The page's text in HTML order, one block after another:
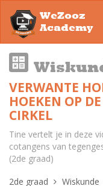
WeZooz
Academy
VERWANTE
HOEKEN OP
CIRKEL
Tine vertelt je in deze
cotangens van
(2de graad)
2de graad
Wiskunde